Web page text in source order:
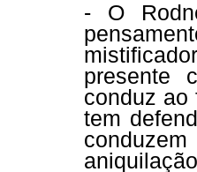
- O
presente
conduz ao
tem